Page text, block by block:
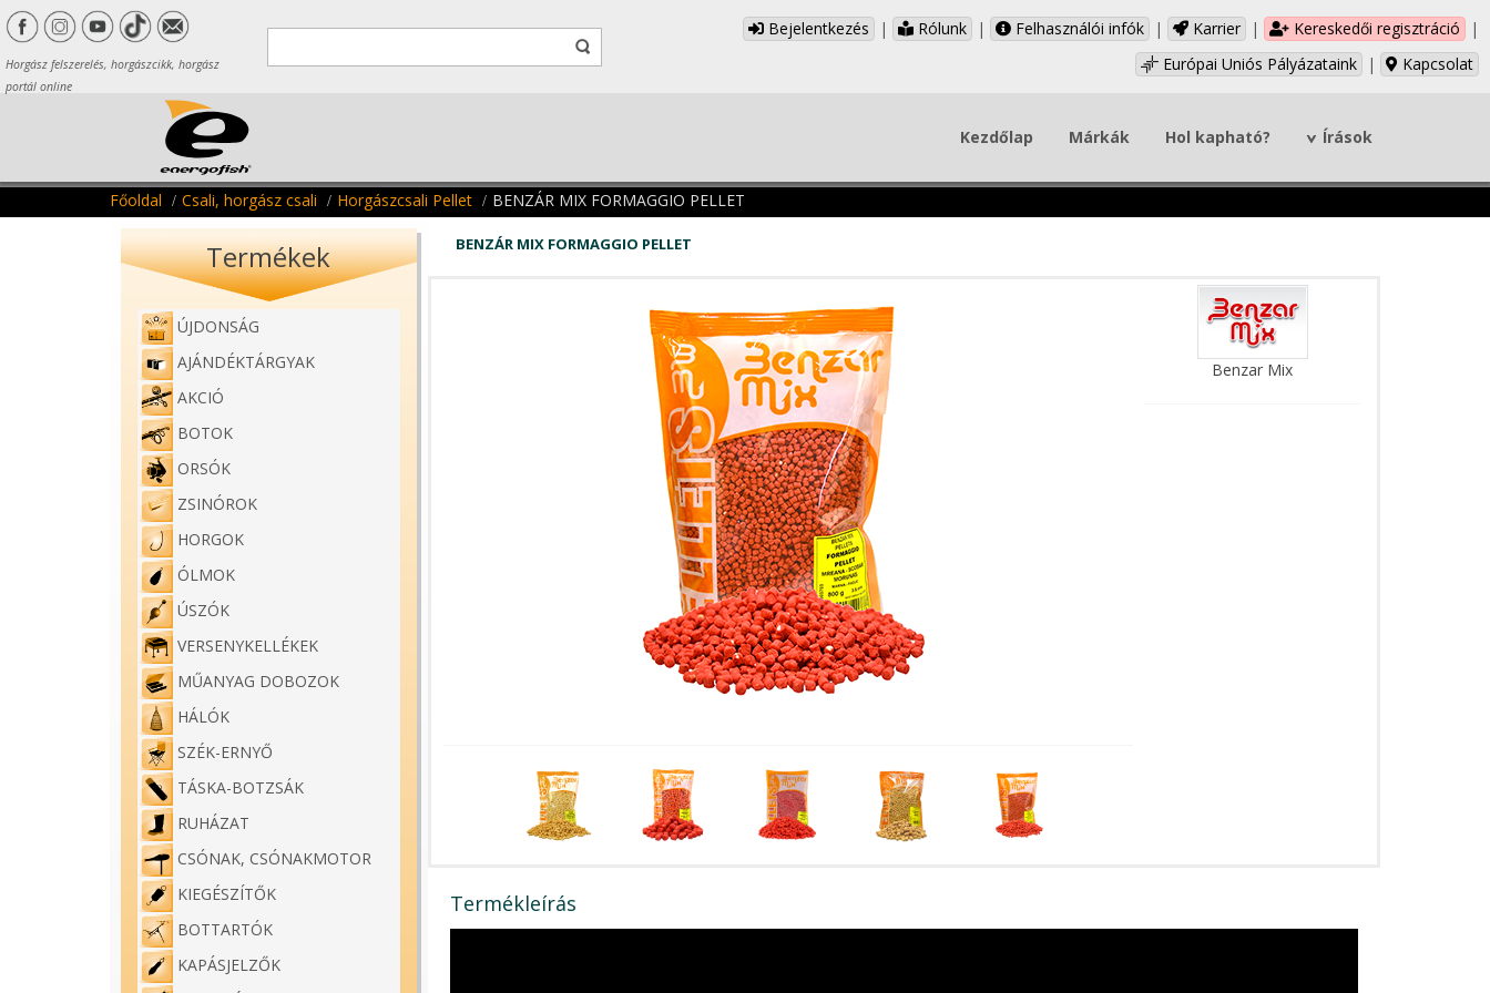
Horgász felszerelés, horgászcikk, horgász
portál online
Bejelentkezés | Rólunk | Felhasználói infók | Karrier | Kereskedői regisztráció
|
Európai Uniós Pályázataink
| Kapcsolat
Kezdőlap Márkák Hol kapható? Írások
Főoldal Csali, horgász csali Horgászcsali Pellet BENZÁR MIX FORMAGGIO PELLET
Termékek
ÚJDONSÁG
AJÁNDÉKTÁRGYAK
AKCIÓ
BOTOK
ORSÓK
ZSINÓROK
HORGOK
ÓLMOK
ÚSZÓK
VERSENYKELLÉKEK
MŰANYAG DOBOZOK
HÁLÓK
SZÉK-ERNYŐ
TÁSKA-BOTZSÁK
RUHÁZAT
CSÓNAK, CSÓNAKMOTOR
KIEGÉSZÍTŐK
BOTTARTÓK
KAPÁSJELZŐK
BENZÁR MIX FORMAGGIO PELLET
Benzar Mix
Termékleírás